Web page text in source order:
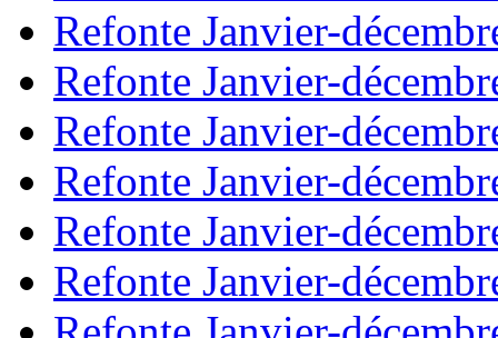
Refonte Janvier-
Refonte Janvier-
Refonte Janvier-
Refonte Janvier-
Refonte Janvier-
Refonte Janvier-